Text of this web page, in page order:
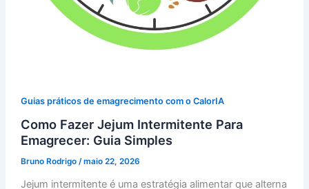
Guias práticos de emagrecimento com o CalorIA
Como Fazer Jejum Intermitente Para
Emagrecer: Guia Simples
Bruno Rodrigo /maio 22, 2026
Jejum intermitente é uma estratégia alimentar que alterna